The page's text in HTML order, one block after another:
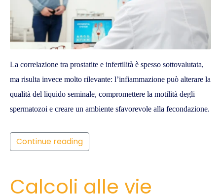
La correlazione tra prostatite e infertilità è spesso sottovalutata,
ma risulta invece molto rilevante: l’infiammazione può alterare la
qualità del liquido seminale, compromettere la motilità degli
spermatozoi e creare un ambiente sfavorevole alla fecondazione.
Continue reading
Calcoli alle vie